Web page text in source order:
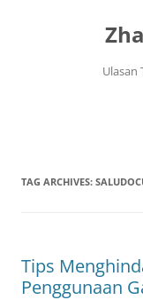
Ulasan
TAG ARCHIVES:
Tips
Penggunaan